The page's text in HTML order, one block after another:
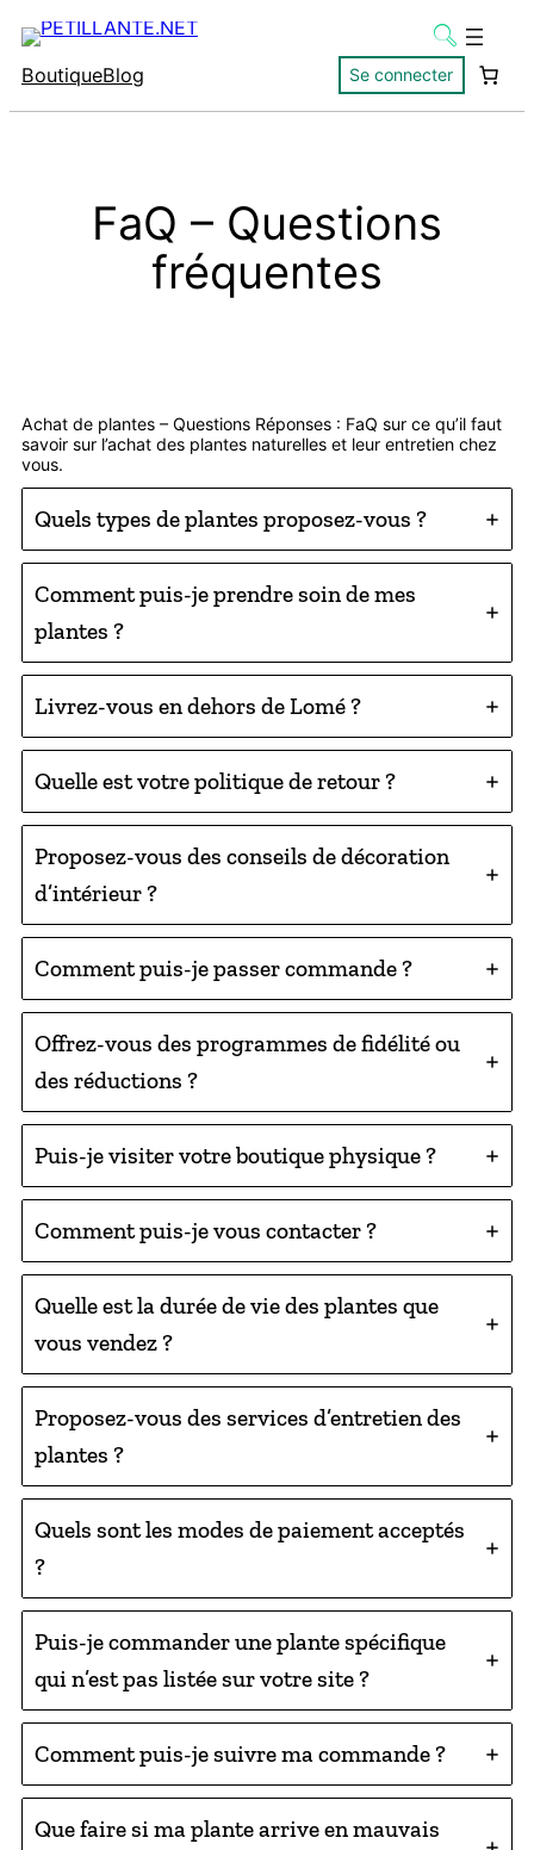
BoutiqueBlog Se connecter
FaQ – Questions
fréquentes
Achat de plantes – Questions Réponses : FaQ sur ce qu’il faut
savoir sur l’achat des plantes naturelles et leur entretien chez
vous.
Quels types de plantes proposez-vous ?
Comment puis-je prendre soin de mes
plantes ?
Livrez-vous en dehors de Lomé ?
Quelle est votre politique de retour ?
Proposez-vous des conseils de décoration
d’intérieur ?
Comment puis-je passer commande ?
Offrez-vous des programmes de fidélité ou
des réductions ?
Puis-je visiter votre boutique physique ?
Comment puis-je vous contacter ?
Quelle est la durée de vie des plantes que
vous vendez ?
Proposez-vous des services d’entretien des
plantes ?
Quels sont les modes de paiement acceptés
?
Puis-je commander une plante spécifique
qui n’est pas listée sur votre site ?
Comment puis-je suivre ma commande ?
Que faire si ma plante arrive en mauvais